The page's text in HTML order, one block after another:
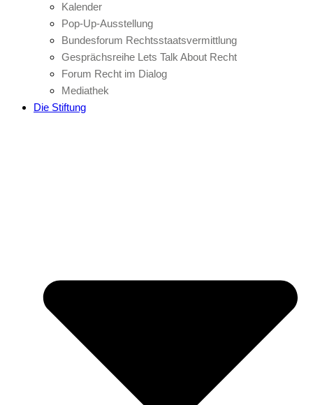
Kalender
Pop-Up-Ausstellung
Bundesforum Rechtsstaatsvermittlung
Gesprächsreihe Lets Talk About Recht
Forum Recht im Dialog
Mediathek
Die Stiftung